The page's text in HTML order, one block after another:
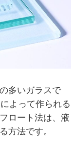
多いガラスで
よって作られる
ロート法は、液
方法です。